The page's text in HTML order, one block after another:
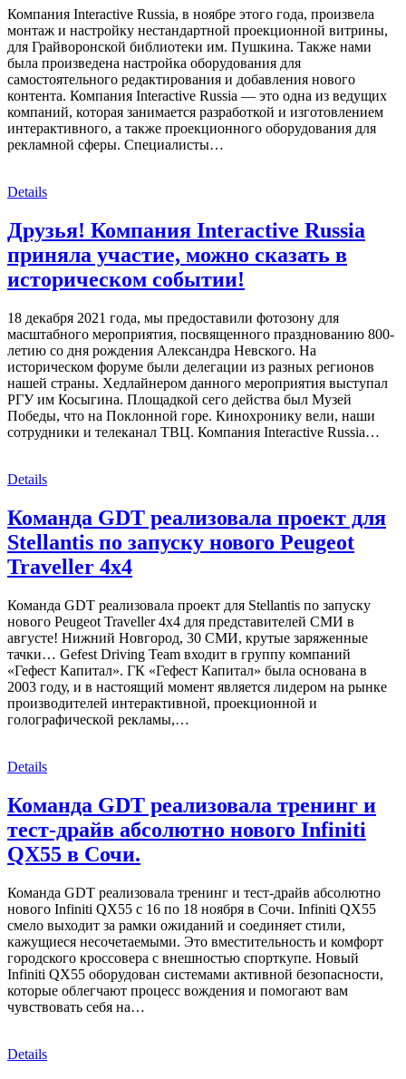
Компания Interactive Russia, в ноябре этого года, произвела
монтаж и настройку нестандартной проекционной витрины,
для Грайворонской библиотеки им. Пушкина. Также нами
была произведена настройка оборудования для
самостоятельного редактирования и добавления нового
контента. Компания Interactive Russia — это одна из ведущих
компаний, которая занимается разработкой и изготовлением
интерактивного, а также проекционного оборудования для
рекламной сферы. Специалисты…
Details
Друзья! Компания Interactive Russia
приняла участие, можно сказать в
историческом событии!
18 декабря 2021 года, мы предоставили фотозону для
масштабного мероприятия, посвященного празднованию 800-
летию со дня рождения Александра Невского. На
историческом форуме были делегации из разных регионов
нашей страны. Хедлайнером данного мероприятия выступал
РГУ им Косыгина. Площадкой сего действа был Музей
Победы, что на Поклонной горе. Кинохронику вели, наши
сотрудники и телеканал ТВЦ. Компания Interactive Russia…
Details
Команда GDT реализовала проект для
Stellantis по запуску нового Peugeot
Traveller 4х4
Команда GDT реализовала проект для Stellantis по запуску
нового Peugeot Traveller 4х4 для представителей СМИ в
августе! Нижний Новгород, 30 СМИ, крутые заряженные
тачки… Gefest Driving Team входит в группу компаний
«Гефест Капитал». ГК «Гефест Капитал» была основана в
2003 году, и в настоящий момент является лидером на рынке
производителей интерактивной, проекционной и
голографической рекламы,…
Details
Команда GDT реализовала тренинг и
тест-драйв абсолютно нового Infiniti
QX55 в Сочи.
Команда GDT реализовала тренинг и тест-драйв абсолютно
нового Infiniti QX55 с 16 по 18 ноября в Сочи. Infiniti QX55
смело выходит за рамки ожиданий и соединяет стили,
кажущиеся неcочетаемыми. Это вместительность и комфорт
городского кроссовера с внешностью спорткупе. Новый
Infiniti QX55 оборудован системами активной безопасности,
которые облегчают процесс вождения и помогают вам
чувствовать себя на…
Details